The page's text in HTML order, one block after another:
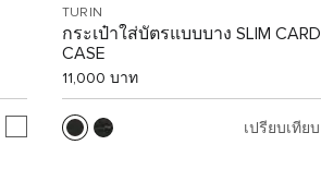
TURIN
กระเป๋าใส่บัตรแบบบาง SLIM CARD
CASE
11,000 บาท
เปรียบเทียบ